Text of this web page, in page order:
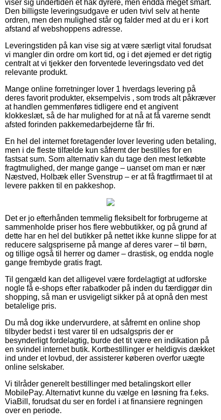
viser sig undertiden et hak dyrere, men endda meget smart.
Den billigste leveringsudgave er uden tvivl selv at hente
ordren, men den mulighed står og falder med at du er i kort
afstand af webshoppens adresse.
Leveringstiden på kan vise sig at være særligt vital forudsat
vi mangler din ordre om kort tid, og i det øjemed er det rigtig
centralt at vi tjekker den forventede leveringsdato ved det
relevante produkt.
Mange online forretninger lover 1 hverdags levering på
deres favorit produkter, eksempelvis , som trods alt påkræver
at handlen gemmenføres tidligere end et angivent
klokkeslæt, så de har mulighed for at nå at få varerne sendt
afsted forinden pakkemedarbejderne får fri.
En hel del internet foretagender lover levering uden betaling,
men i de fleste tilfælde kun såfremt der bestilles for en
fastsat sum. Som alternativ kan du tage den mest letkøbte
fragtmulighed, der mange gange – uanset om man er nær
Næstved, Holbæk eller Svenstrup – er at få fragtfirmaet til at
levere pakken til en pakkeshop.
Det er jo efterhånden temmelig fleksibelt for forbrugerne at
sammenholde priser hos flere webbutikker, og på grund af
dette har en hel del butikker på nettet ikke kunne slippe for at
reducere salgspriserne på mange af deres varer – til børn,
og tillige også til herrer og damer – drastisk, og endda nogle
gange frembyde gratis fragt.
Til gengæld kan det alligevel være fordelagtigt at udforske
nogle få e-shops efter rabatkoder på inden du færdiggør din
shopping, så man er usvigeligt sikker på at opnå den mest
betalelige pris.
Du må dog ikke undervurdere, at såfremt en online shop
tilbyder bedst i test varer til en udsalgspris der er
besynderligt fordelagtig, burde det tit være en indikation på
en svindel internet butik. Kortbestillinger er heldigvis dækket
ind under et lovbud, der assisterer køberen overfor uægte
online selskaber.
Vi tilråder generelt bestillinger med betalingskort eller
MobilePay. Alternativt kunne du vælge en løsning fra f.eks.
ViaBill, forudsat du ser en fordel i at finansiere regningen
over en periode.